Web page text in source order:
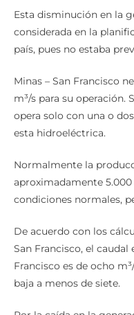
Esta disminución en la
considerada en la
Minas – San Francisco
m³/s para su operación.
opera solo con una o
Normalmente la
aproximadamente 5.000
De acuerdo con los
San Francisco, el
Francisco es de ocho